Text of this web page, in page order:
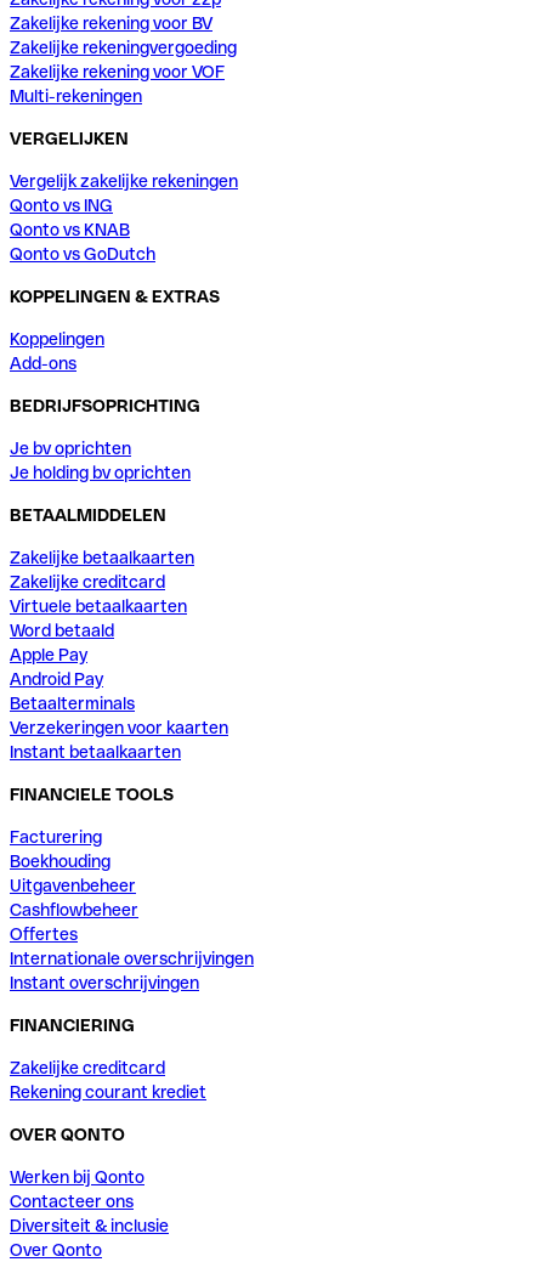
Zakelijke rekening voor BV
Zakelijke rekeningvergoeding
Zakelijke rekening voor VOF
Multi-rekeningen
VERGELIJKEN
Vergelijk zakelijke rekeningen
Qonto vs ING
Qonto vs KNAB
Qonto vs GoDutch
KOPPELINGEN & EXTRAS
Koppelingen
Add-ons
BEDRIJFSOPRICHTING
Je bv oprichten
Je holding bv oprichten
BETAALMIDDELEN
Zakelijke betaalkaarten
Zakelijke creditcard
Virtuele betaalkaarten
Word betaald
Apple Pay
Android Pay
Betaalterminals
Verzekeringen voor kaarten
Instant betaalkaarten
FINANCIELE TOOLS
Facturering
Boekhouding
Uitgavenbeheer
Cashflowbeheer
Offertes
Internationale overschrijvingen
Instant overschrijvingen
FINANCIERING
Zakelijke creditcard
Rekening courant krediet
OVER QONTO
Werken bij Qonto
Contacteer ons
Diversiteit & inclusie
Over Qonto